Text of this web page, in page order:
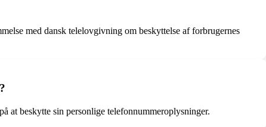
med dansk telelovgivning om beskyttelse af forbrugernes
at beskytte sin personlige telefonnummeroplysninger.